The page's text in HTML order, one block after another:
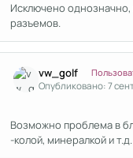
Исключено однозначно,
разъемов.
vw_golf
Опубликовано:7
Возможно проблема в
-колой, минералкой и